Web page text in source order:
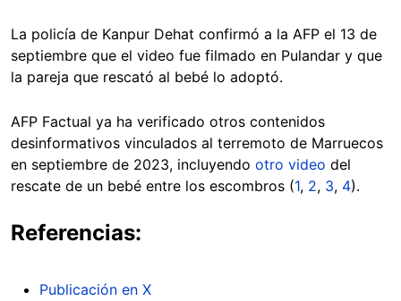
La policía de Kanpur Dehat confirmó a la AFP el 13 de
septiembre que el video fue filmado en Pulandar y que
la pareja que rescató al bebé lo adoptó.
AFP Factual ya ha verificado otros contenidos
desinformativos vinculados al terremoto de Marruecos
en septiembre de 2023, incluyendo otro video del
rescate de un bebé entre los escombros (1, 2, 3, 4).
Referencias:
Publicación en X